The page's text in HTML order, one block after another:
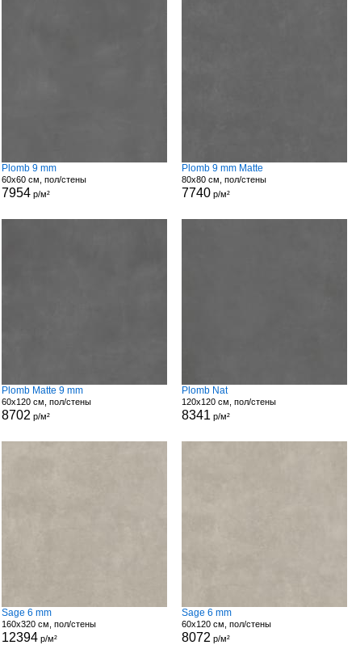
Plomb 9 mm
60x60 см, пол/стены
7954р/м²
Plomb 9 mm Matte
80x80 см, пол/стены
7740 р/м²
Plomb Matte 9 mm
60x120 см, пол/стены
8702 р/м²
Plomb Nat
120x120 см, пол/стены
8341 р/м²
Sage 6 mm
160x320 см, пол/стены
12394р/м²
Sage 6 mm
60x120 см, пол/стены
8072 р/м²